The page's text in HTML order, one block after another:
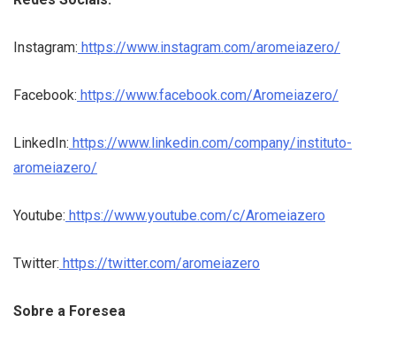
Instagram: https://www.instagram.com/aromeiazero/
Facebook: https://www.facebook.com/Aromeiazero/
LinkedIn: https://www.linkedin.com/company/instituto-
aromeiazero/
Youtube: https://www.youtube.com/c/Aromeiazero
Twitter: https://twitter.com/aromeiazero
Sobre a Foresea